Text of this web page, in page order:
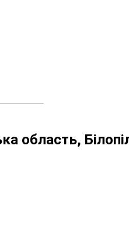
область,